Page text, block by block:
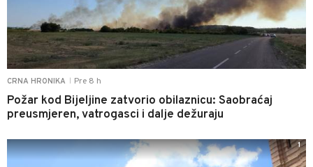
CRNA HRONIKA Pre 8 h
Požar kod Bijeljine zatvorio obilaznicu: Saobraćaj
preusmjeren, vatrogasci i dalje dežuraju
1